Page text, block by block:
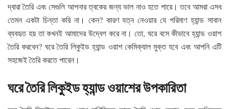
দ্বারা তৈরি এবং সেগুলি আপনার ত্বকের জন্য ভাল নাও হতে পারে। তবে আমরা এসব
তেমন একটা চিন্তা করি না। কেন? কারণ যত্ন নেওয়ার যে পরিমাণ হ্যান্ড সাবান
ব্যবহৃত হয় তা কখনই আমাদের উদ্বেগ করে না। তো, ঘরে বসে কীভাবে হ্যান্ড ওয়াশ
তৈরি করবেন? ঘরে তৈরি লিকুইড হ্যান্ড ওয়াশ কেমিক্যাল মুক্ত হবে এবং আপনি এটি
সহজেই তৈরি করতে পারেন।
ঘরে তৈরি লিকুইড হ্যান্ড ওয়াশের উপকারিতা